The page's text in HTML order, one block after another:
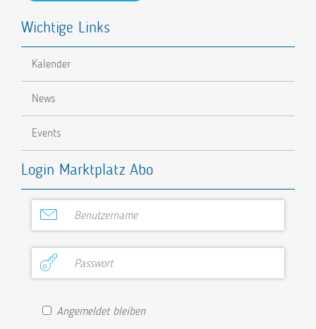
Wichtige Links
Kalender
News
Events
Login Marktplatz Abo
Angemeldet bleiben